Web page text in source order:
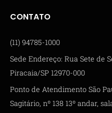
CONTATO
(11) 94785-1000
Sede Endereço: Rua Sete de
Piracaia/SP 12970-000
Ponto de Atendimento São
Sagitário, nº 138 13º andar,